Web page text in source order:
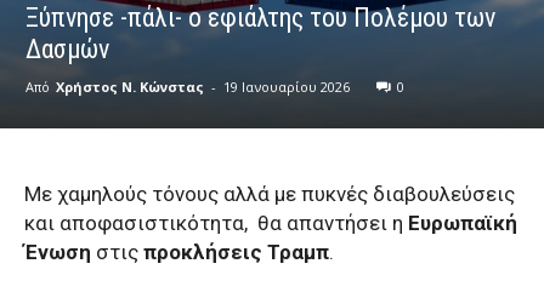
Ξύπνησε -πάλι- ο εφιάλτης του Πολέμου των
Δασμών
Από Χρήστος Ν. Κώνστας - 19 Ιανουαρίου 2026 0
Με χαμηλούς τόνους αλλά με πυκνές διαβουλεύσεις
και αποφασιστικότητα, θα απαντήσει η Ευρωπαϊκή
Ένωση στις προκλήσεις Τραμπ.